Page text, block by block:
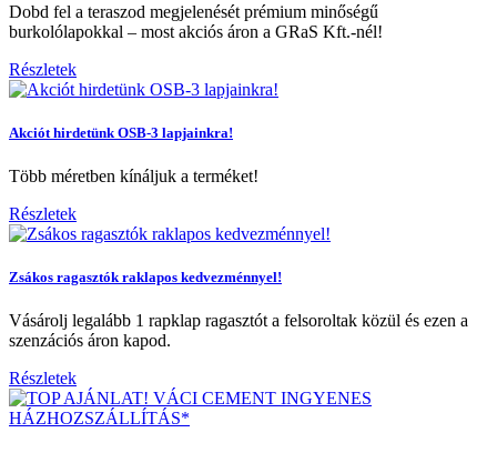
Dobd fel a teraszod megjelenését prémium minőségű
burkolólapokkal – most akciós áron a GRaS Kft.-nél!
Részletek
Akciót hirdetünk OSB-3 lapjainkra!
Több méretben kínáljuk a terméket!
Részletek
Zsákos ragasztók raklapos kedvezménnyel!
Vásárolj legalább 1 rapklap ragasztót a felsoroltak közül és ezen a
szenzációs áron kapod.
Részletek